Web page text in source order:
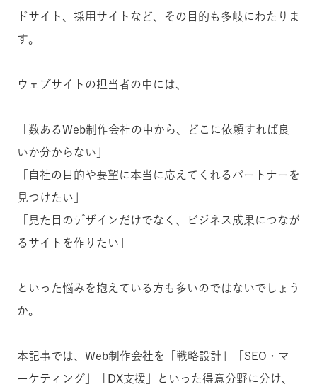
ドサイト、採用サイトなど、その目的も多岐にわたりま
す。
ウェブサイトの担当者の中には、
「数あるWeb制作会社の中から、どこに依頼すれば良
いか分からない」
「自社の目的や要望に本当に応えてくれるパートナーを
見つけたい」
「見た目のデザインだけでなく、ビジネス成果につなが
るサイトを作りたい」
といった悩みを抱えている方も多いのではないでしょう
か。
本記事では、Web制作会社を「戦略設計」「SEO・マ
ーケティング」「DX支援」といった得意分野に分け、